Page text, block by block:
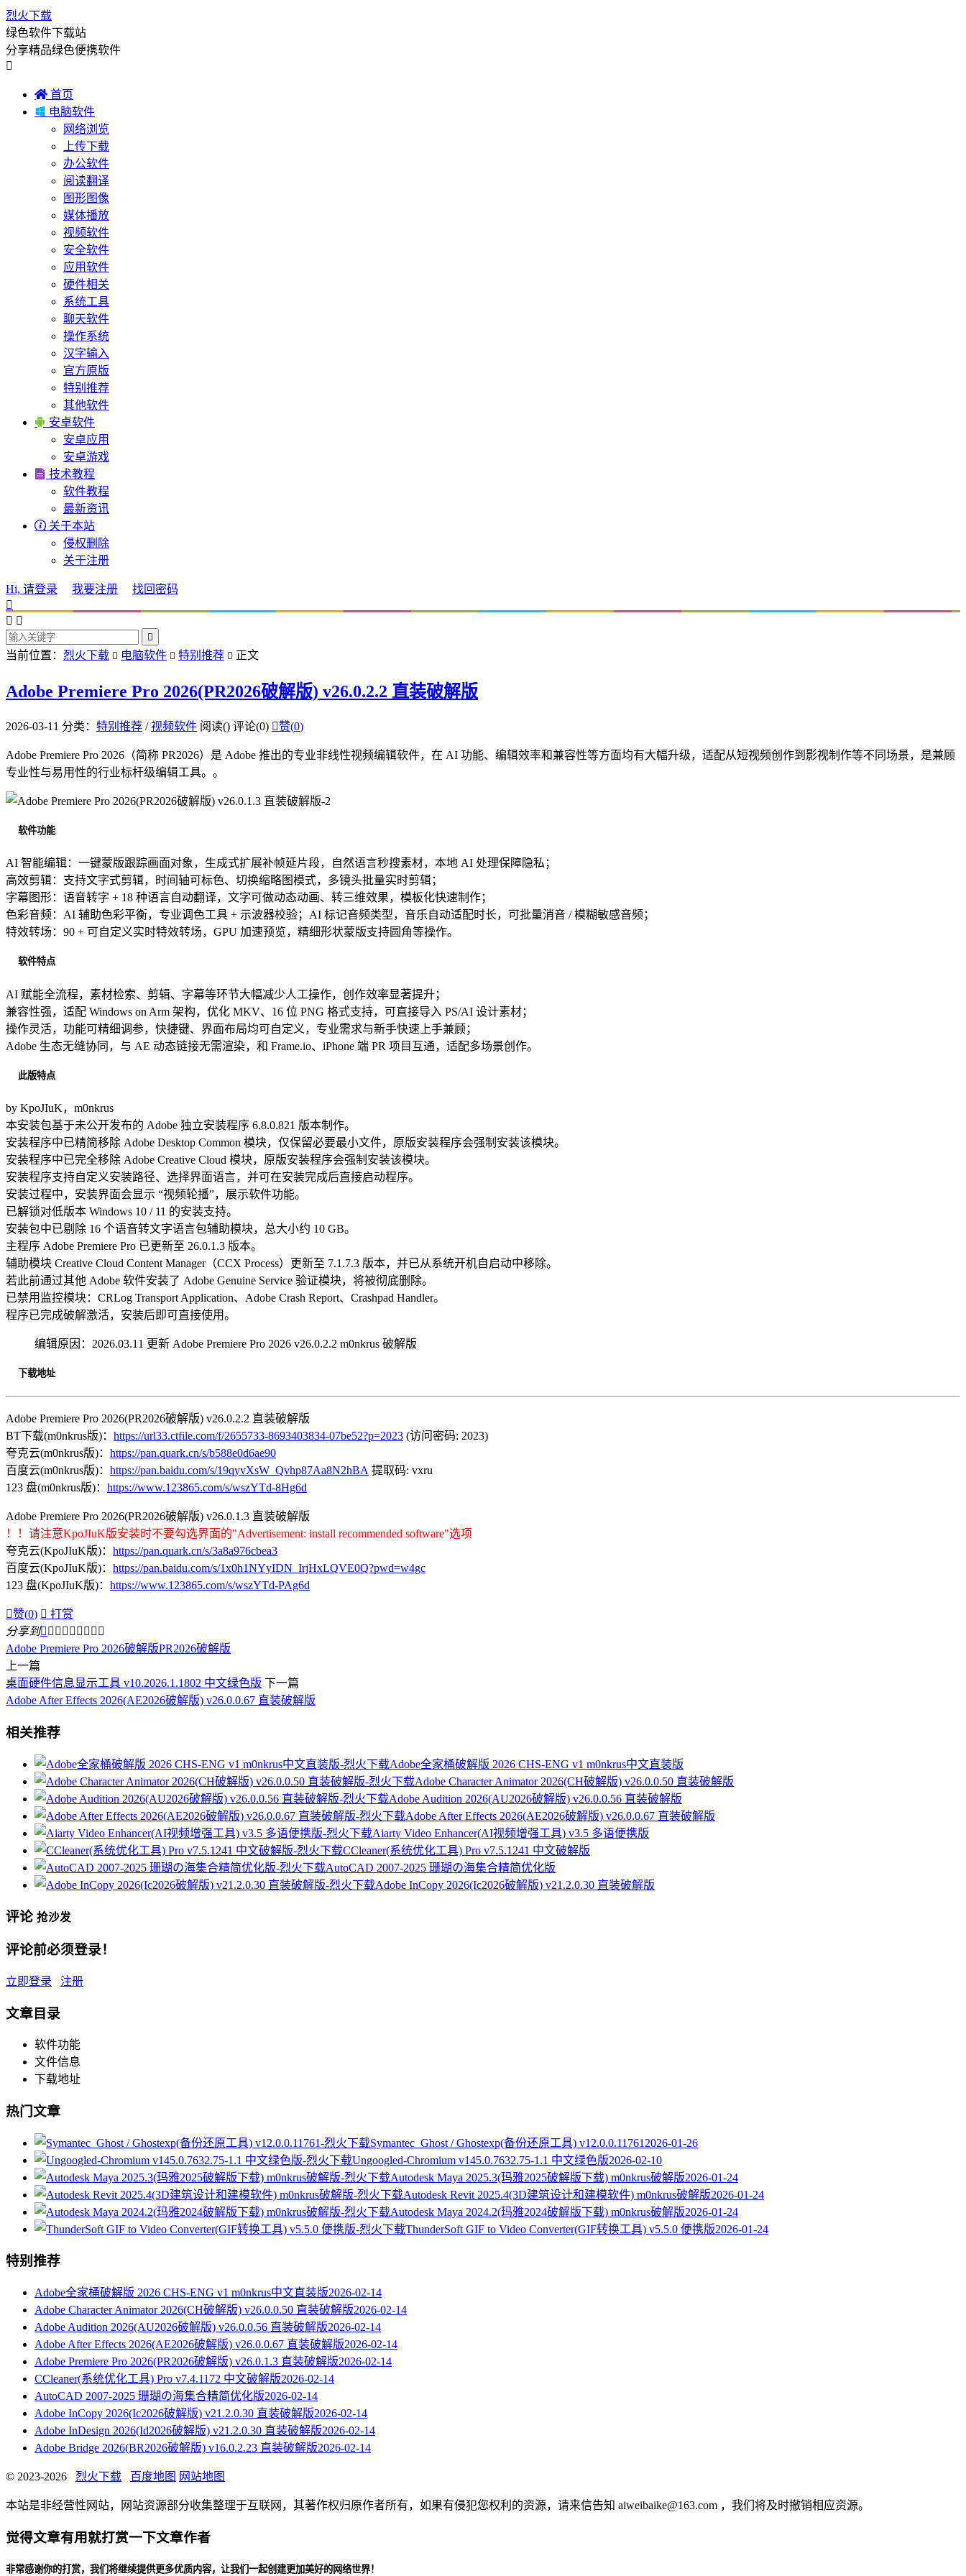
烈火下载
绿色软件下载站
分享精品绿色便携软件

 首页
 电脑软件
网络浏览
上传下载
办公软件
阅读翻译
图形图像
媒体播放
视频软件
安全软件
应用软件
硬件相关
系统工具
聊天软件
操作系统
汉字输入
官方原版
特别推荐
其他软件
 安卓软件
安卓应用
安卓游戏
 技术教程
软件教程
最新资讯
 关于本站
侵权删除
关于注册
Hi, 请登录 我要注册
找回密码

 

当前位置： 烈火下载  电脑软件  特别推荐  正文
Adobe Premiere Pro 2026(PR2026破解版) v26.0.2.2 直装破解版
2026-03-11 分类： 特别推荐 /视频软件 阅读() 评论(0) 赞(0)
Adobe Premiere Pro 2026（简称 PR2026）是 Adobe 推出的专业非线性视频编辑软件，在 AI 功能、编辑效率和兼容性等方面均有大幅升级，适配从短视频创作到影视制作等不同场景，是兼顾
专业性与易用性的行业标杆级编辑工具。。
软件功能
AI 智能编辑：一键蒙版跟踪画面对象，生成式扩展补帧延片段，自然语言秒搜素材，本地 AI 处理保障隐私；
高效剪辑：支持文字式剪辑，时间轴可标色、切换缩略图模式，多镜头批量实时剪辑；
字幕图形：语音转字 + 18 种语言自动翻译，文字可做动态动画、转三维效果，模板化快速制作；
色彩音频：AI 辅助色彩平衡，专业调色工具 + 示波器校验；AI 标记音频类型，音乐自动适配时长，可批量消音 / 模糊敏感音频；
特效转场：90 + 可自定义实时特效转场，GPU 加速预览，精细形状蒙版支持圆角等操作。
软件特点
AI 赋能全流程，素材检索、剪辑、字幕等环节大幅减少人工操作，创作效率显著提升；
兼容性强，适配 Windows on Arm 架构，优化 MKV、16 位 PNG 格式支持，可直接导入 PS/AI 设计素材；
操作灵活，功能可精细调参，快捷键、界面布局均可自定义，专业需求与新手快速上手兼顾；
Adobe 生态无缝协同，与 AE 动态链接无需渲染，和 Frame.io、iPhone 端 PR 项目互通，适配多场景创作。
此版特点
by KpoJIuK，m0nkrus
本安装包基于未公开发布的 Adobe 独立安装程序 6.8.0.821 版本制作。
安装程序中已精简移除 Adobe Desktop Common 模块，仅保留必要最小文件，原版安装程序会强制安装该模块。
安装程序中已完全移除 Adobe Creative Cloud 模块，原版安装程序会强制安装该模块。
安装程序支持自定义安装路径、选择界面语言，并可在安装完成后直接启动程序。
安装过程中，安装界面会显示 “视频轮播”，展示软件功能。
已解锁对低版本 Windows 10 / 11 的安装支持。
安装包中已剔除 16 个语音转文字语言包辅助模块，总大小约 10 GB。
主程序 Adobe Premiere Pro 已更新至 26.0.1.3 版本。
辅助模块 Creative Cloud Content Manager（CCX Process）更新至 7.1.7.3 版本，并已从系统开机自启动中移除。
若此前通过其他 Adobe 软件安装了 Adobe Genuine Service 验证模块，将被彻底删除。
已禁用监控模块：CRLog Transport Application、Adobe Crash Report、Crashpad Handler。
程序已完成破解激活，安装后即可直接使用。
编辑原因：2026.03.11 更新 Adobe Premiere Pro 2026 v26.0.2.2 m0nkrus 破解版
下载地址
Adobe Premiere Pro 2026(PR2026破解版) v26.0.2.2 直装破解版
BT下载(m0nkrus版)： https://url33.ctfile.com/f/2655733-8693403834-07be52?p=2023 (访问密码: 2023)
夸克云(m0nkrus版)： https://pan.quark.cn/s/b588e0d6ae90
百度云(m0nkrus版)： https://pan.baidu.com/s/19qyvXsW_Qvhp87Aa8N2hBA 提取码: vxru
123 盘(m0nkrus版)： https://www.123865.com/s/wszYTd-8Hg6d
Adobe Premiere Pro 2026(PR2026破解版) v26.0.1.3 直装破解版
！！请注意KpoJIuK版安装时不要勾选界面的"Advertisement: install recommended software"选项
夸克云(KpoJIuK版)： https://pan.quark.cn/s/3a8a976cbea3
百度云(KpoJIuK版)： https://pan.baidu.com/s/1x0h1NYyIDN_IrjHxLQVE0Q?pwd=w4gc
123 盘(KpoJIuK版)： https://www.123865.com/s/wszYTd-PAg6d
赞(0)  打赏
分享到        
Adobe Premiere Pro 2026破解版PR2026破解版
上一篇
桌面硬件信息显示工具 v10.2026.1.1802 中文绿色版 下一篇
Adobe After Effects 2026(AE2026破解版) v26.0.0.67 直装破解版
相关推荐
Adobe全家桶破解版 2026 CHS-ENG v1 m0nkrus中文直装版
Adobe Character Animator 2026(CH破解版) v26.0.0.50 直装破解版
Adobe Audition 2026(AU2026破解版) v26.0.0.56 直装破解版
Adobe After Effects 2026(AE2026破解版) v26.0.0.67 直装破解版
Aiarty Video Enhancer(AI视频增强工具) v3.5 多语便携版
CCleaner(系统优化工具) Pro v7.5.1241 中文破解版
AutoCAD 2007-2025 珊瑚の海集合精简优化版
Adobe InCopy 2026(Ic2026破解版) v21.2.0.30 直装破解版
评论 抢沙发
评论前必须登录！
立即登录 注册
文章目录
软件功能
文件信息
下载地址
热门文章
Symantec_Ghost / Ghostexp(备份还原工具) v12.0.0.11761 2026-01-26
Ungoogled-Chromium v145.0.7632.75-1.1 中文绿色版2026-02-10
Autodesk Maya 2025.3(玛雅2025破解版下载) m0nkrus破解版2026-01-24
Autodesk Revit 2025.4(3D建筑设计和建模软件) m0nkrus破解版2026-01-24
Autodesk Maya 2024.2(玛雅2024破解版下载) m0nkrus破解版2026-01-24
ThunderSoft GIF to Video Converter(GIF转换工具) v5.5.0 便携版2026-01-24
特别推荐
Adobe全家桶破解版 2026 CHS-ENG v1 m0nkrus中文直装版2026-02-14
Adobe Character Animator 2026(CH破解版) v26.0.0.50 直装破解版2026-02-14
Adobe Audition 2026(AU2026破解版) v26.0.0.56 直装破解版2026-02-14
Adobe After Effects 2026(AE2026破解版) v26.0.0.67 直装破解版2026-02-14
Adobe Premiere Pro 2026(PR2026破解版) v26.0.1.3 直装破解版2026-02-14
CCleaner(系统优化工具) Pro v7.4.1172 中文破解版2026-02-14
AutoCAD 2007-2025 珊瑚の海集合精简优化版2026-02-14
Adobe InCopy 2026(Ic2026破解版) v21.2.0.30 直装破解版2026-02-14
Adobe InDesign 2026(Id2026破解版) v21.2.0.30 直装破解版2026-02-14
Adobe Bridge 2026(BR2026破解版) v16.0.2.23 直装破解版2026-02-14
© 2023-2026 烈火下载 百度地图 网站地图
本站是非经营性网站，网站资源部分收集整理于互联网，其著作权归原作者所有，如果有侵犯您权利的资源，请来信告知 aiweibaike@163.com ，我们将及时撤销相应资源。
觉得文章有用就打赏一下文章作者
非常感谢你的打赏，我们将继续提供更多优质内容，让我们一起创建更加美好的网络世界！